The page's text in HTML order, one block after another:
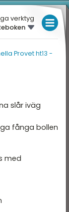
verktyg
Provet ht13 -
slår iväg
fånga bollen
med
2
Provet vt22 -
vt15 -
LÄTT SV